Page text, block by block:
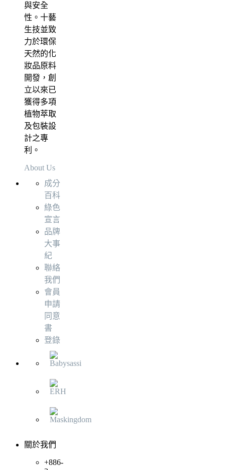
與安全
性。十藝
生技並致
力於環保
天然的化
妝品原料
開發，創
立以來已
獲得多項
植物萃取
及包裝設
計之專
利。
About Us
成分
百科
綠色
宣言
品牌
大事
紀
聯絡
我們
會員
申請
同意
書
登錄
關於我們
+886-